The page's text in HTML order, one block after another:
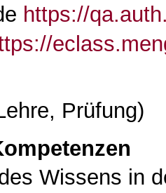
https://
Prüfung)
Wissens in